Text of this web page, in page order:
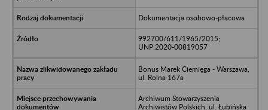
Dokumentacja osobowo-płacowa
992700/611/1965/2015;
UNP:2020-00819057
Bonus Marek Ciemięga - Warszawa,
ul. Rolna 167a
Archiwum Stowarzyszenia
Archiwistów Polskich, ul. Łubińska